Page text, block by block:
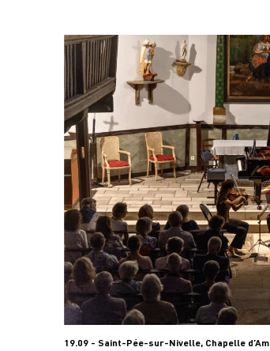
19.09 - Saint-Pée-sur-Nivelle, Chapelle